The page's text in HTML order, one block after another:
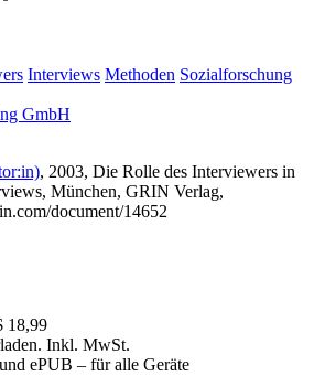
Interviews Methoden Sozialforschung
GmbH
, 2003, Die Rolle des Interviewers in
München, GRIN Verlag,
document/14652
18,99
Inkl. MwSt.
ePUB – für alle Geräte